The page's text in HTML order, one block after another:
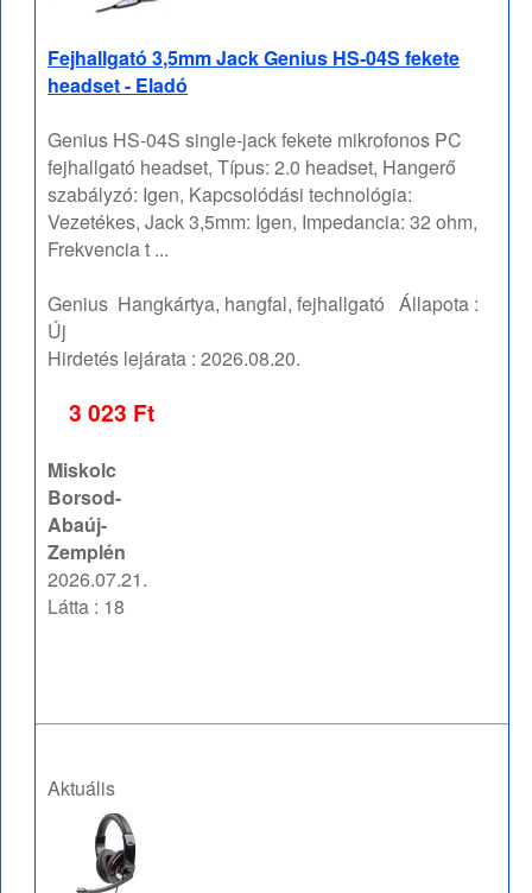
Fejhallgató 3,5mm Jack Genius HS-04S fekete
headset - Eladó
Genius HS-04S single-jack fekete mikrofonos PC
fejhallgató headset, Típus: 2.0 headset, Hangerő
szabályzó: Igen, Kapcsolódási technológia:
Vezetékes, Jack 3,5mm: Igen, Impedancia: 32 ohm,
Frekvencia t ...
Genius Hangkártya, hangfal, fejhallgató Állapota :
Új
Hirdetés lejárata :2026.08.20.
3 023 Ft
Miskolc
Borsod-
Abaúj-
Zemplén
2026.07.21.
Látta : 18
Aktuális